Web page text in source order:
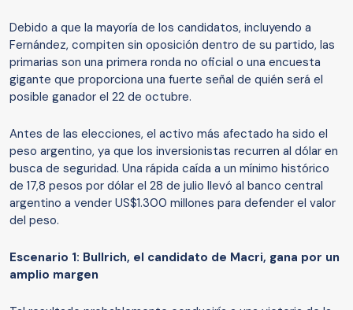
Debido a que la mayoría de los candidatos, incluyendo a
Fernández, compiten sin oposición dentro de su partido, las
primarias son una primera ronda no oficial o una encuesta
gigante que proporciona una fuerte señal de quién será el
posible ganador el 22 de octubre.
Antes de las elecciones, el activo más afectado ha sido el
peso argentino, ya que los inversionistas recurren al dólar en
busca de seguridad. Una rápida caída a un mínimo histórico
de 17,8 pesos por dólar el 28 de julio llevó al banco central
argentino a vender US$1.300 millones para defender el valor
del peso.
Escenario 1: Bullrich, el candidato de Macri, gana por un
amplio margen